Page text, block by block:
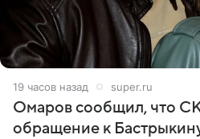
19 часов назад super.ru
Омаров сообщил, что
обращение к